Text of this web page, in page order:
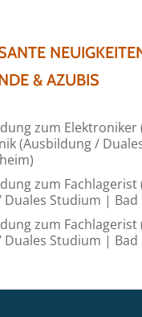
& AZUBIS
zum
(Ausbildung /
zum
Duales Studium |
zum
Duales Studium |